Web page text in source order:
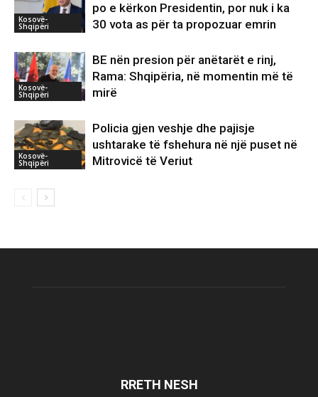
Kosovë-
Shqipëri
po e kërkon Presidentin, por nuk i ka
30 vota as për ta propozuar emrin
Kosovë-
Shqipëri
BE nën presion për anëtarët e rinj,
Rama: Shqipëria, në momentin më të
mirë
Kosovë-
Shqipëri
Policia gjen veshje dhe pajisje
ushtarake të fshehura në një puset në
Mitrovicë të Veriut
RRETH NESH